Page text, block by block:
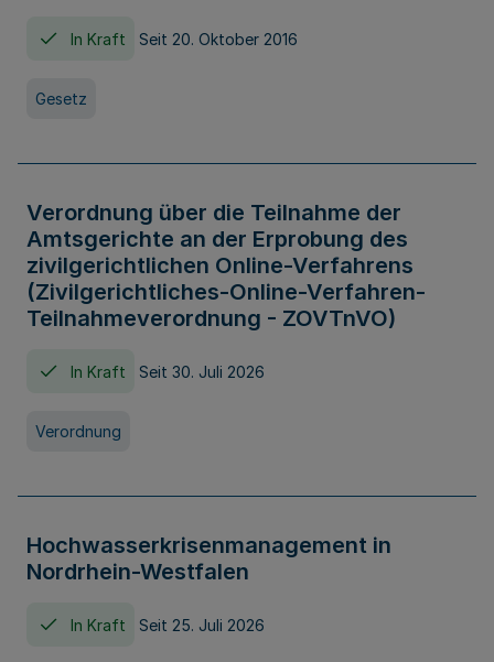
In Kraft Seit 20. Oktober 2016
Gesetz
Verordnung über die Teilnahme der
Amtsgerichte an der Erprobung des
zivilgerichtlichen Online-Verfahrens
(Zivilgerichtliches-Online-Verfahren-
Teilnahmeverordnung - ZOVTnVO)
In Kraft Seit 30. Juli 2026
Verordnung
Hochwasserkrisenmanagement in
Nordrhein-Westfalen
In Kraft Seit 25. Juli 2026